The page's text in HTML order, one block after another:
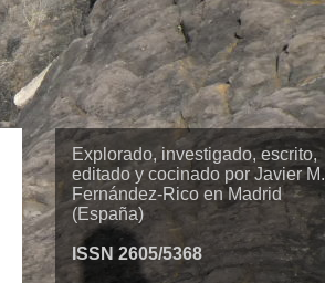
Explorado, investigado, escrito,
editado y cocinado por Javier M.
Fernández-Rico en Madrid
(España)
ISSN 2605/5368